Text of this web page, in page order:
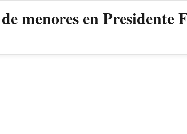
menores en Presidente